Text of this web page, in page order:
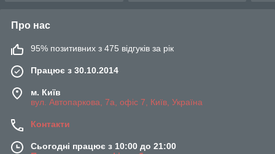
Про нас
95% позитивних з 475 відгуків за рік
Працює з 30.10.2014
м. Київ
вул. Автопаркова, 7а, офіс 7, Київ, Україна
Контакти
Сьогодні працює з 10:00 до 21:00